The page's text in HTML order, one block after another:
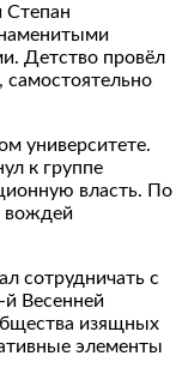
Степан
Детство провёл
университете.
к группе
власть. По
вождей
сотрудничать с
й Весенней
изящных
элементы